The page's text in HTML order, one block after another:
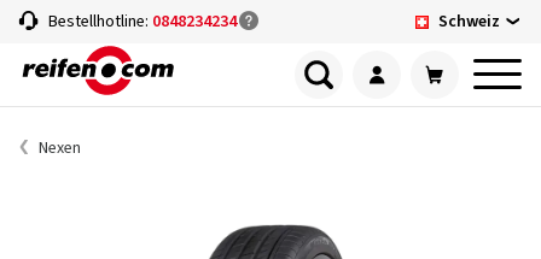
Bestellhotline: 0848234234 Schweiz
Nexen